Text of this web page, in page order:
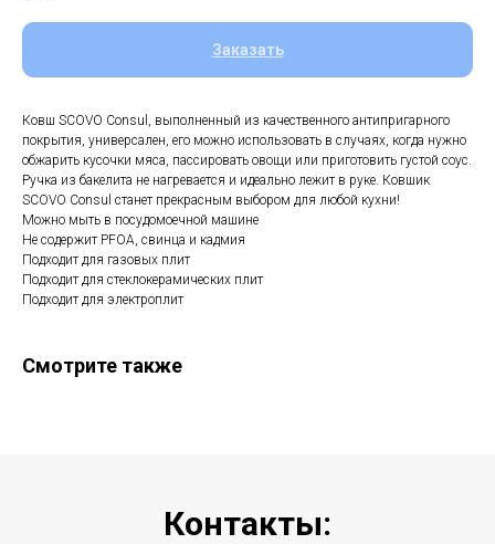
Заказать
Ковш SCOVO Consul, выполненный из качественного антипригарного
покрытия, универсален, его можно использовать в случаях, когда нужно
обжарить кусочки мяса, пассировать овощи или приготовить густой соус.
Ручка из бакелита не нагревается и идеально лежит в руке. Ковшик
SCOVO Consul станет прекрасным выбором для любой кухни!
Можно мыть в посудомоечной машине
Не содержит PFOA, свинца и кадмия
Подходит для газовых плит
Подходит для стеклокерамических плит
Подходит для электроплит
Смотрите также
Контакты: